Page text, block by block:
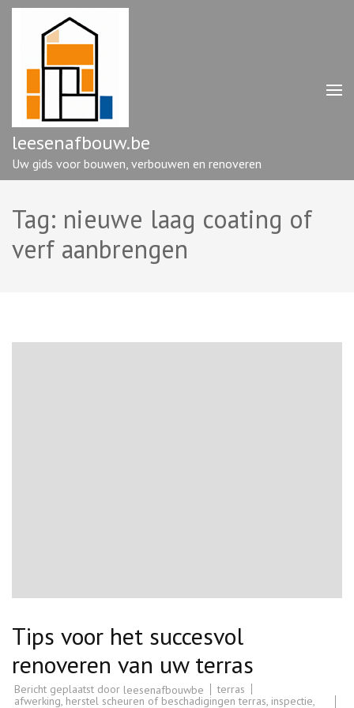
Ga
enter)
leesenafbouw.be
Uw gids voor bouwen, verbouwen en renoveren
Tag: nieuwe laag coating of
verf aanbrengen
Tips voor het succesvol
renoveren van uw terras
Bericht geplaatst door leesenafbouwbe
terras
afwerking, herstel scheuren of beschadigingen terras, inspectie,